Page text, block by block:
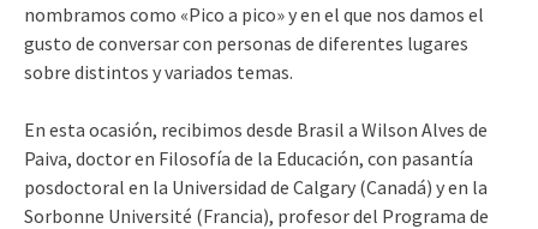
nombramos como «Pico a pico» y en el que nos damos el
gusto de conversar con personas de diferentes lugares
sobre distintos y variados temas.
En esta ocasión, recibimos desde Brasil a Wilson Alves de
Paiva, doctor en Filosofía de la Educación, con pasantía
posdoctoral en la Universidad de Calgary (Canadá) y en la
Sorbonne Université (Francia), profesor del Programa de